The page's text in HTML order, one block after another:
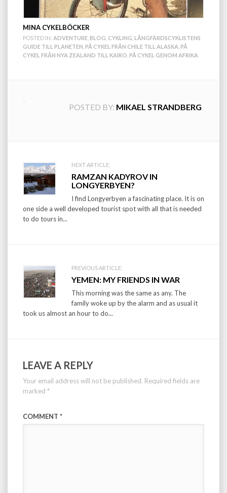
MINA CYKELBÖCKER
POSTED IN: ADVENTURE BLOG CYKLING LÅNGFÄRDSCYKLISTENS
GUIDE TILL PLANETEN PÅ CYKEL FRÅN CHILE TILL ALASKA PÅ
CYKEL FRÅN NYA ZEALAND TILL KAIRO PÅ CYKEL GENOM AFRIKA
POSTED BY: MIKAEL STRANDBERG
Post
navigation
NEXT ARTICLE:
RAMZAN KADYROV IN
LONGYERBYEN?
I find Longyerbyen a fascinating place. It is on
one side a well developed tourist spot with all that is needed
to do tours in...
PREVIOUS ARTICLE:
YEMEN: MY FRIENDS IN WAR
This morning was the same as any. The
family woke up by the alarm and as usual it
took us almost an hour to do...
LEAVE A REPLY
Your email address will not be published. Required fields are
marked *
COMMENT *